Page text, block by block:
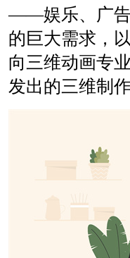
——娱乐、广告
的巨大需求，
向三维动画专
发出的三维制